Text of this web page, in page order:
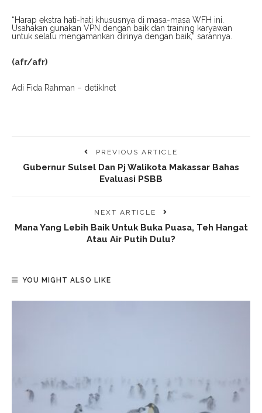
“Harap ekstra hati-hati khususnya di masa-masa WFH ini.
Usahakan gunakan VPN dengan baik dan training karyawan
untuk selalu mengamankan dirinya dengan baik,” sarannya.
(afr/afr)
Adi Fida Rahman – detikInet
PREVIOUS ARTICLE
Gubernur Sulsel Dan Pj Walikota Makassar Bahas
Evaluasi PSBB
NEXT ARTICLE
Mana Yang Lebih Baik Untuk Buka Puasa, Teh Hangat
Atau Air Putih Dulu?
YOU MIGHT ALSO LIKE